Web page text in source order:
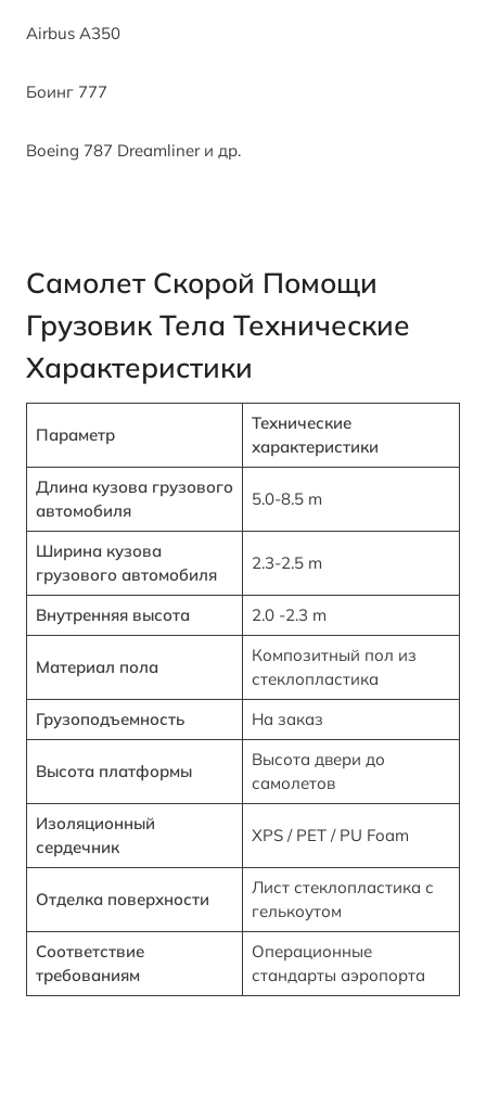
Airbus A350
Боинг 777
Boeing 787 Dreamliner и др.
Самолет Скорой Помощи
ГрузовикТела Технические
Характеристики
Параметр
Технические
характеристики
Длина кузова грузового
автомобиля
5.0-8.5 m
Ширина кузова
грузового автомобиля
2.3-2.5 m
Внутренняя высота 2.0 -2.3 m
Материал пола
Композитный пол из
стеклопластика
Грузоподъемность
На заказ
Высота платформы
Высота двери до
самолетов
Изоляционный
сердечник
XPS / PET / PU Foam
Отделка поверхности
Лист стеклопластика с
гелькоутом
Соответствие
требованиям
Операционные
стандарты аэропорта